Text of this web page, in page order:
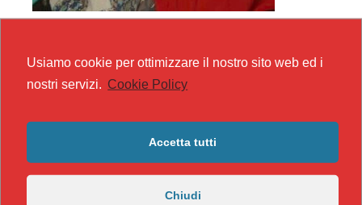
Usiamo cookie per ottimizzare il nostro sito web ed i
nostri servizi. Cookie Policy
Accetta tutti
Chiudi